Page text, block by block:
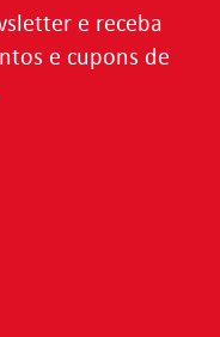
e receba
e cupons de